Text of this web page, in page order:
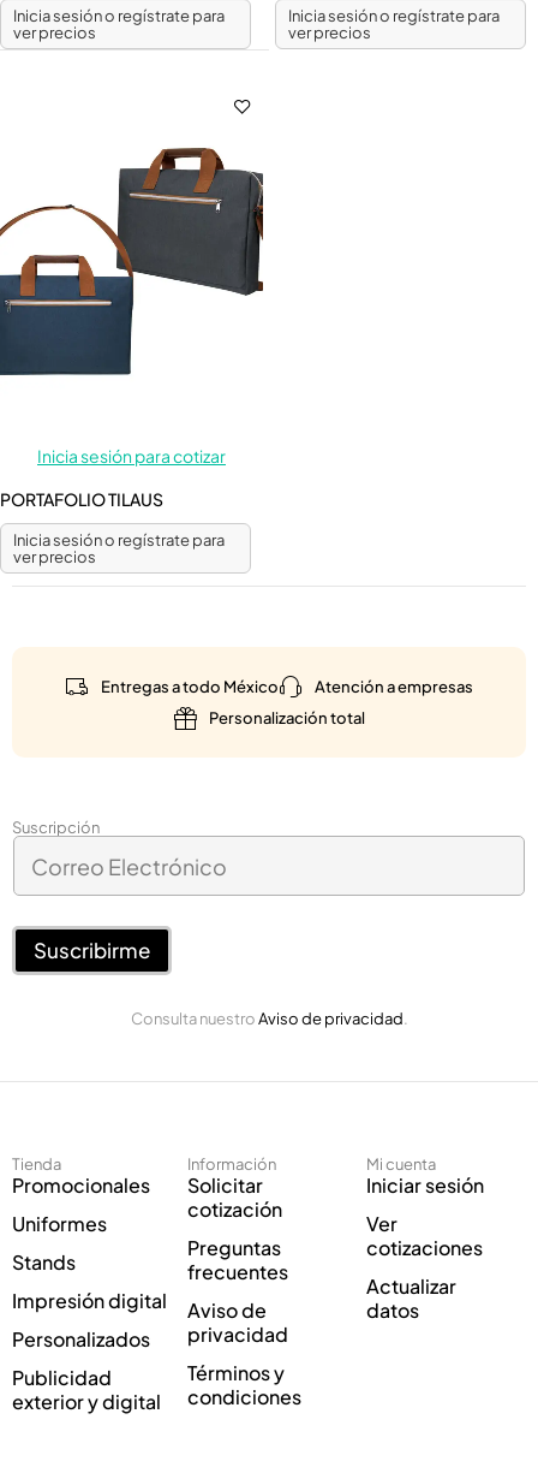
Inicia sesión o regístrate para
ver precios
Inicia sesión o regístrate para
ver precios
Inicia sesión para cotizar
PORTAFOLIO TILAUS
Inicia sesión o regístrate para
ver precios
Entregas a todo México
Atención a empresas
Personalización total
Suscripción
*
r
o
C
r
r
o
c
n
i
c
o
*
Suscribirme
Consulta nuestroAviso de privacidad.
Tienda
Promocionales
Uniformes
Stands
Impresión digital
Personalizados
Publicidad
exterior y digital
Información
Solicitar
cotización
Preguntas
frecuentes
Aviso de
privacidad
Términos y
condiciones
Mi cuenta
Iniciar sesión
Ver
cotizaciones
Actualizar
datos